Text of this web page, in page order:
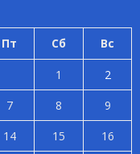
Пт Сб Вс
1
2
7 8
9
14 15 16